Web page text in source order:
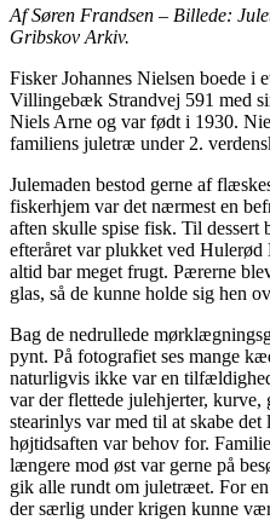
Af Søren Frandsen – Billede:
Gribskov Arkiv.
Fisker Johannes Nielsen boede i
Villingebæk Strandvej 591 med
Niels Arne og var født i 1930.
familiens juletræ under 2.
Julemaden bestod gerne af
fiskerhjem var det nærmest en
aften skulle spise fisk. Til dessert
efteråret var plukket ved
altid bar meget frugt. Pærerne
glas, så de kunne holde sig hen
Bag de nedrullede
pynt. På fotografiet ses mange
naturligvis ikke var en
var der flettede julehjerter,
stearinlys var med til at skabe
højtidsaften var behov for.
længere mod øst var gerne på
gik alle rundt om juletræet. For
der særlig under krigen kunne